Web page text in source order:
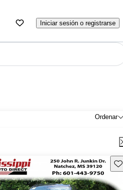
Iniciar sesión o registrarse
Ordenar